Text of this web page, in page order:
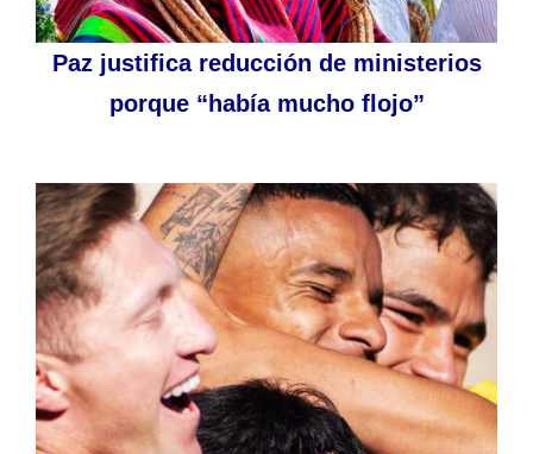
Paz justifica reducción de ministerios
porque “había mucho flojo”